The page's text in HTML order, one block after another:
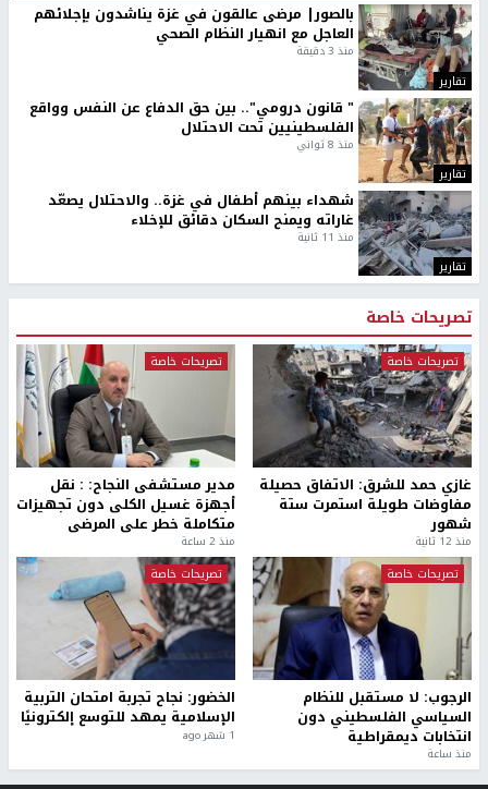
تقارير
بالصور| مرضى عالقون في غزة يناشدون بإجلائهم
العاجل مع انهيار النظام الصحي
منذ 3 دقيقة
تقارير
" قانون درومي".. بين حق الدفاع عن النفس وواقع
الفلسطينيين تحت الاحتلال
منذ 8 ثواني
تقارير
شهداء بينهم أطفال في غزة.. والاحتلال يصعّد
غاراته ويمنح السكان دقائق للإخلاء
منذ 11 ثانية
تصريحات خاصة
تصريحات خاصة
غازي حمد للشرق: الاتفاق حصيلة
مفاوضات طويلة استمرت ستة
شهور
منذ 12 ثانية
تصريحات خاصة
مدير مستشفى النجاح: : نقل
أجهزة غسيل الكلى دون تجهيزات
متكاملة خطر على المرضى
منذ 2 ساعة
تصريحات خاصة
الرجوب: لا مستقبل للنظام
السياسي الفلسطيني دون
انتخابات ديمقراطية
منذ ساعة
تصريحات خاصة
الخضور: نجاح تجربة امتحان التربية
الإسلامية يمهد للتوسع إلكترونيًا
1 شهر ago